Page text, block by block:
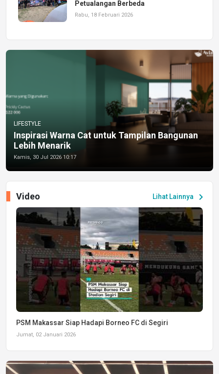
Petualangan Berbeda
Rabu, 18 Februari 2026
LIFESTYLE
Inspirasi Warna Cat untuk Tampilan Bangunan
Lebih Menarik
Kamis, 30 Jul 2026 10:17
Lihat Lainnya chevron_right
Video
PSM Makassar Siap Hadapi Borneo FC di Segiri
Jumat, 02 Januari 2026